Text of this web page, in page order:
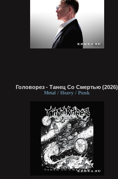
Головорез - Tанец Со Смертью (2026)
Metal / Heavy / Punk